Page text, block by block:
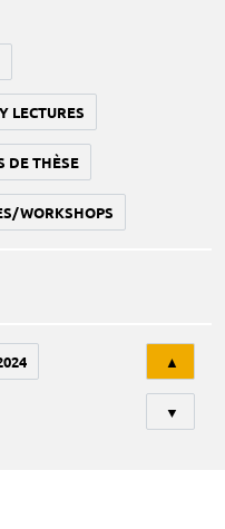
LECTURES
DE THÈSE
WORKSHOPS
▲
▼